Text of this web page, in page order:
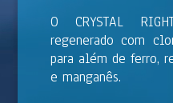
O CRYSTAL
regenerado com
para além de ferro,
e manganês.